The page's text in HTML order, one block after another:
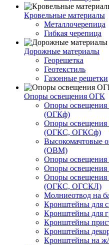
Кровельные материалы
Металлочерепица
Гибкая черепица
Дорожные материалы
Георешетка
Геотекстиль
Газонные решетки
Опоры освещения ОГК
Опоры освещения
(ОГКф)
Опоры освещения
(ОГКС, ОГКСф)
Высокомачтовые
(ОВМ)
Опоры освещения
Опоры
Опоры освещения
(ОГКС, ОГСКЛ)
Молниеотвод на
Кронштейны для
Кронштейны для
Кронштейны
Кронштейны
Кронштейны на